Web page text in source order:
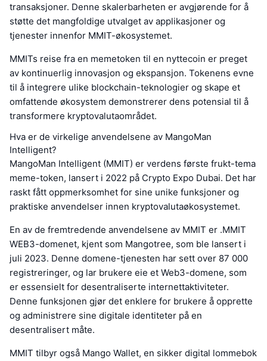
transaksjoner. Denne skalerbarheten er avgjørende for å
støtte det mangfoldige utvalget av applikasjoner og
tjenester innenfor MMIT-økosystemet.
MMITs reise fra en memetoken til en nyttecoin er preget
av kontinuerlig innovasjon og ekspansjon. Tokenens evne
til å integrere ulike blockchain-teknologier og skape et
omfattende økosystem demonstrerer dens potensial til å
transformere kryptovalutaområdet.
Hva er de virkelige anvendelsene av MangoMan
Intelligent?
MangoMan Intelligent (MMIT) er verdens første frukt-tema
meme-token, lansert i 2022 på Crypto Expo Dubai. Det har
raskt fått oppmerksomhet for sine unike funksjoner og
praktiske anvendelser innen kryptovalutaøkosystemet.
En av de fremtredende anvendelsene av MMIT er .MMIT
WEB3-domenet, kjent som Mangotree, som ble lansert i
juli 2023. Denne domene-tjenesten har sett over 87 000
registreringer, og lar brukere eie et Web3-domene, som
er essensielt for desentraliserte internettaktiviteter.
Denne funksjonen gjør det enklere for brukere å opprette
og administrere sine digitale identiteter på en
desentralisert måte.
MMIT tilbyr også Mango Wallet, en sikker digital lommebok